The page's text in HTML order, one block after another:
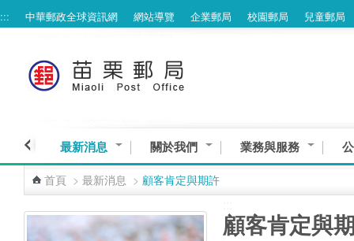
跳到主要內容區塊
::: 中華郵政全球資訊網 網站導覽 企業郵局 校園郵局 兒童郵局
最新消息 關於我們 業務與服務
首頁 > 最新消息 > 顧客肯定與期許
顧客肯定與